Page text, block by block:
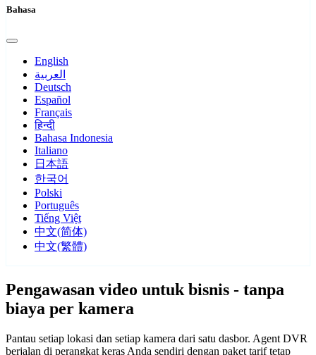
Bahasa
English
العربية
Deutsch
Español
Français
हिन्दी
Bahasa Indonesia
Italiano
日本語
한국어
Polski
Português
Tiếng Việt
中文(简体)
中文(繁體)
Pengawasan video untuk bisnis - tanpa
biaya per kamera
Pantau setiap lokasi dan setiap kamera dari satu dasbor. Agent DVR
berjalan di perangkat keras Anda sendiri dengan paket tarif tetap